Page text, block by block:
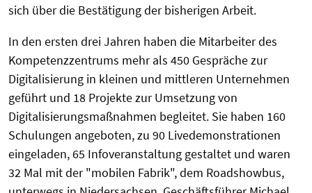
sich über die Bestätigung der bisherigen Arbeit.
In den ersten drei Jahren haben die Mitarbeiter des
Kompetenzzentrums mehr als 450 Gespräche zur
Digitalisierung in kleinen und mittleren Unternehmen
geführt und 18 Projekte zur Umsetzung von
Digitalisierungsmaßnahmen begleitet. Sie haben 160
Schulungen angeboten, zu 90 Livedemonstrationen
eingeladen, 65 Infoveranstaltung gestaltet und waren
32 Mal mit der "mobilen Fabrik", dem Roadshowbus,